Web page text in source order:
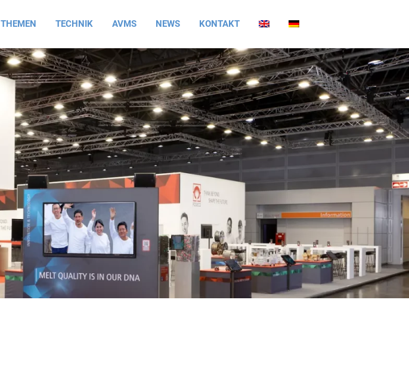
THEMEN TECHNIK AVMS NEWS KONTAKT